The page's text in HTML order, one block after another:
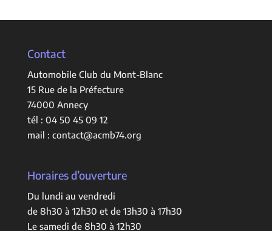
Contact
Automobile Club du Mont-Blanc
15 Rue de la Préfecture
74000 Annecy
tél : 04 50 45 09 12
mail : contact@acmb74.org
Horaires d’ouverture
Du lundi au vendredi
de 8h30 à 12h30 et de 13h30 à 17h30
Le samedi de 8h30 à 12h30